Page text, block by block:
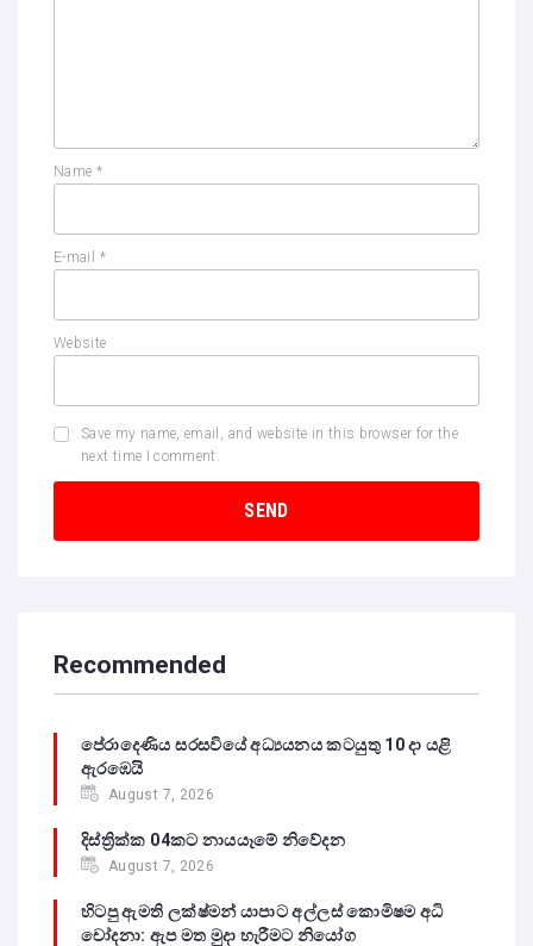
Name *
E-mail *
Website
Save my name, email, and website in this browser for the
next time I comment.
Recommended
පේරාදෙණිය සරසවියේ අධ්‍යයනය කටයුතු 10 දා යළි
ඇරඹෙයි
August 7, 2026
දිස්ත්‍රික්ක 04කට නායයෑමේ නිවේදන
August 7, 2026
හිටපු ඇමති ලක්ෂ්මන් යාපාට අල්ලස් කොමිෂම අධි
චෝදනා: ඇප මත මුදා හැරීමට නියෝග